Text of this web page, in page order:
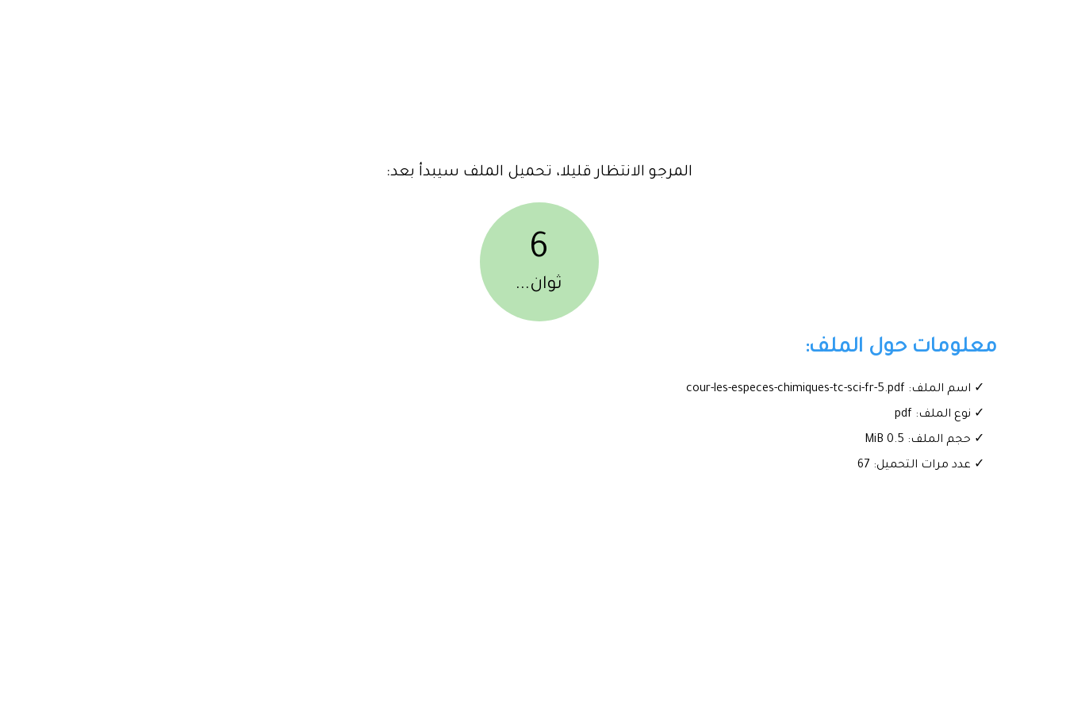
المرجو الانتظار قليلا، تحميل الملف سيبدأ بعد:
6
ثوان...
معلومات حول الملف:
✓ اسم الملف: cour-les-especes-chimiques-tc-sci-fr-5.pdf
✓ نوع الملف: pdf
✓ حجم الملف: 0.5 MiB
✓ عدد مرات التحميل: 67